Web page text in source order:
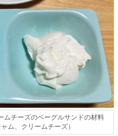
ムチーズのベーグルサンドの材料
ム、クリームチーズ）